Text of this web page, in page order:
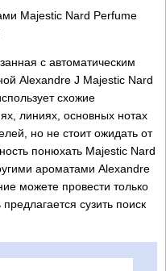
Majestic Nard Perfume
с автоматическим
Alexandre J Majestic Nard
схожие
линиях, основных нотах
но не стоит ожидать от
понюхать Majestic Nard
ароматами Alexandre
можете провести только
сузить поиск